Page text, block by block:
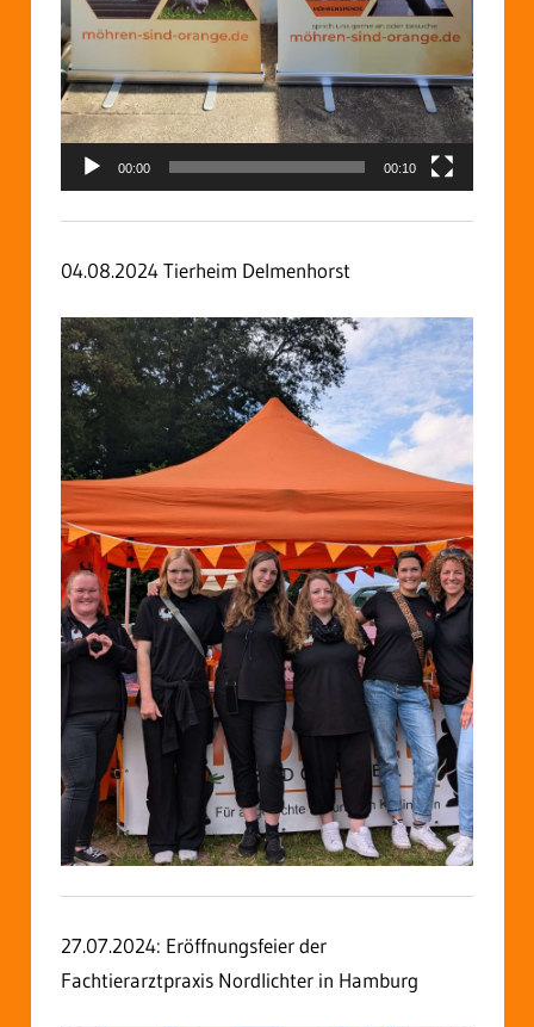
00:00 00:10
04.08.2024 Tierheim Delmenhorst
27.07.2024: Eröffnungsfeier der
Fachtierarztpraxis Nordlichter in Hamburg